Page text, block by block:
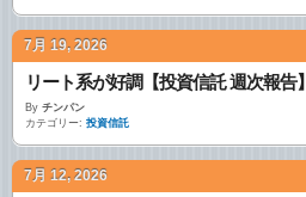
7月 19, 2026
リート系が好調【投資信託 週次報告】
By チンパン
カテゴリー: 投資信託
7月 12, 2026